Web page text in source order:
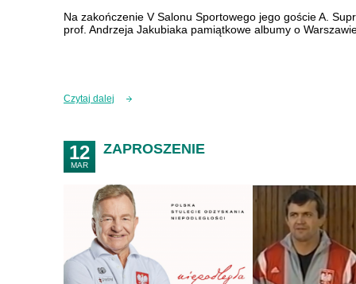
Na zakończenie V Salonu Sportowego jego goście A.
prof. Andrzeja Jakubiaka pamiątkowe albumy o
Czytaj dalej
12
MAR
ZAPROSZENIE